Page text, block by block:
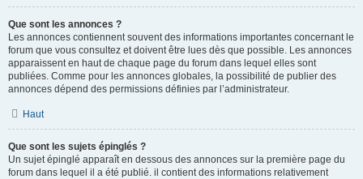
Que sont les annonces ?
Les annonces contiennent souvent des informations importantes concernant le
forum que vous consultez et doivent être lues dès que possible. Les annonces
apparaissent en haut de chaque page du forum dans lequel elles sont
publiées. Comme pour les annonces globales, la possibilité de publier des
annonces dépend des permissions définies par l’administrateur.
Haut
Que sont les sujets épinglés ?
Un sujet épinglé apparaît en dessous des annonces sur la première page du
forum dans lequel il a été publié. il contient des informations relativement